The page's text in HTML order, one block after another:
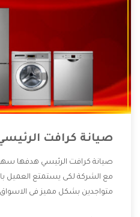
صيانة كرافت
صيانة كرافت الرئيسي هدفها
مع الشركة لكى يستمتع العميل
متواجدين بشكل مميز فى